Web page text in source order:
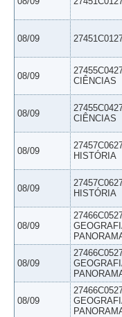
08/09
08/09
CIÊNCIAS
08/09
CIÊNCIAS
08/09
HISTÓRIA
08/09
HISTÓRIA
08/09
08/09
08/09